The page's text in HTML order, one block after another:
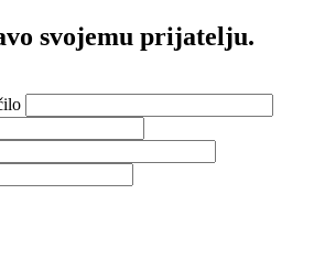
svojemu prijatelju.